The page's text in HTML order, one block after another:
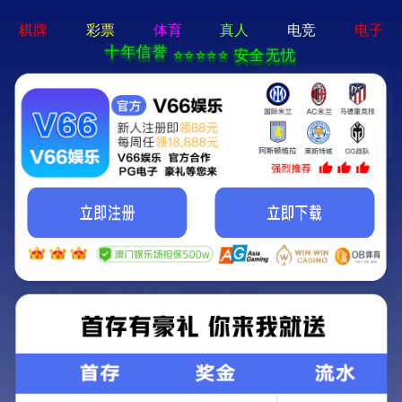
视频中心 VIDEO CENTER
首页>视频中心>展会现场 > CISILE 2021精彩来袭 直
发布时间：2022-01-24 浏览量：2097